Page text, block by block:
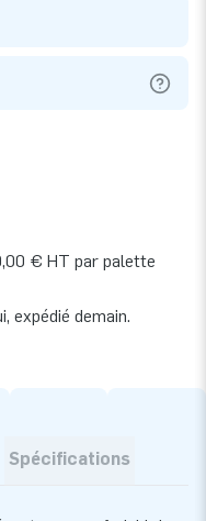
€ HT par palette
expédié demain.
Spécifications